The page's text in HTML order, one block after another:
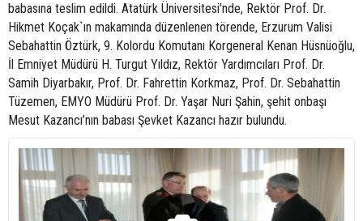
babasına teslim edildi. Atatürk Üniversitesi’nde, Rektör Prof. Dr.
Hikmet Koçak`ın makamında düzenlenen törende, Erzurum Valisi
Sebahattin Öztürk, 9. Kolordu Komutanı Korgeneral Kenan Hüsnüoğlu,
İl Emniyet Müdürü H. Turgut Yıldız, Rektör Yardımcıları Prof. Dr.
Samih Diyarbakır, Prof. Dr. Fahrettin Korkmaz, Prof. Dr. Sebahattin
Tüzemen, EMYO Müdürü Prof. Dr. Yaşar Nuri Şahin, şehit onbaşı
Mesut Kazancı’nın babası Şevket Kazancı hazır bulundu.